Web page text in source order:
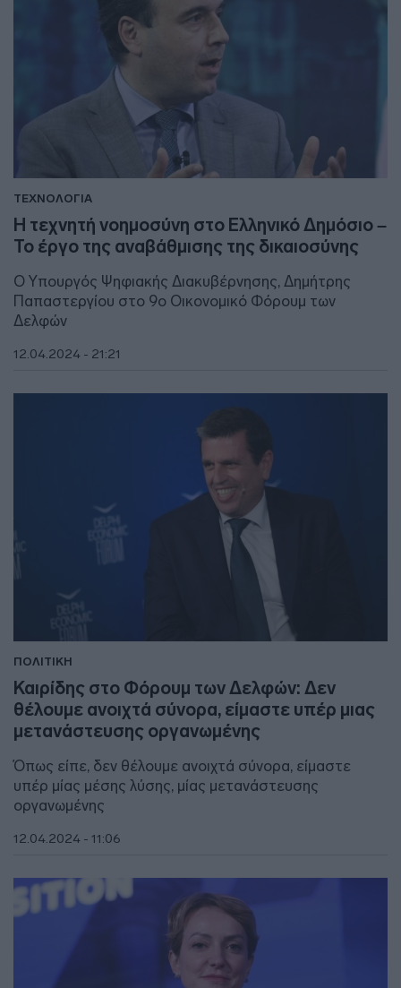
ΤΕΧΝΟΛΟΓΙΑ
Η τεχνητή νοημοσύνη στο Ελληνικό Δημόσιο –
Το έργο της αναβάθμισης της δικαιοσύνης
Ο Υπουργός Ψηφιακής Διακυβέρνησης, Δημήτρης
Παπαστεργίου στο 9o Οικονομικό Φόρουμ των
Δελφών
12.04.2024 - 21:21
ΠΟΛΙΤΙΚΗ
Καιρίδης στο Φόρουμ των Δελφών: Δεν
θέλουμε ανοιχτά σύνορα, είμαστε υπέρ μιας
μετανάστευσης οργανωμένης
Όπως είπε, δεν θέλουμε ανοιχτά σύνορα, είμαστε
υπέρ μίας μέσης λύσης, μίας μετανάστευσης
οργανωμένης
12.04.2024 - 11:06